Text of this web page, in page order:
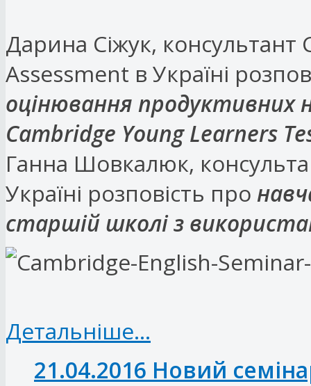
Дарина Сіжук,
Assessment в Україні
оцінювання продуктивних
Cambridge Young Learners
Ганна Шовкалюк,
Україні розповість про
старшій школі з
Детальніше...
21.04.2016 Новий